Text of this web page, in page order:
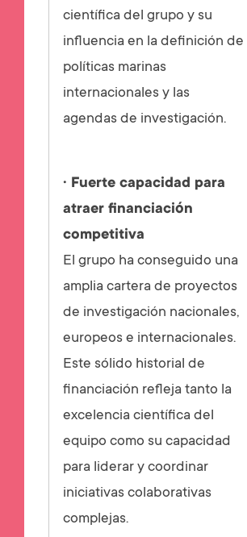
científica del grupo y su
influencia en la definición de
políticas marinas
internacionales y las
agendas de investigación.
· Fuerte capacidad para
atraer financiación
competitiva
El grupo ha conseguido una
amplia cartera de proyectos
de investigación nacionales,
europeos e internacionales.
Este sólido historial de
financiación refleja tanto la
excelencia científica del
equipo como su capacidad
para liderar y coordinar
iniciativas colaborativas
complejas.